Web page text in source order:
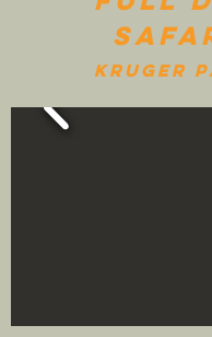
kruger